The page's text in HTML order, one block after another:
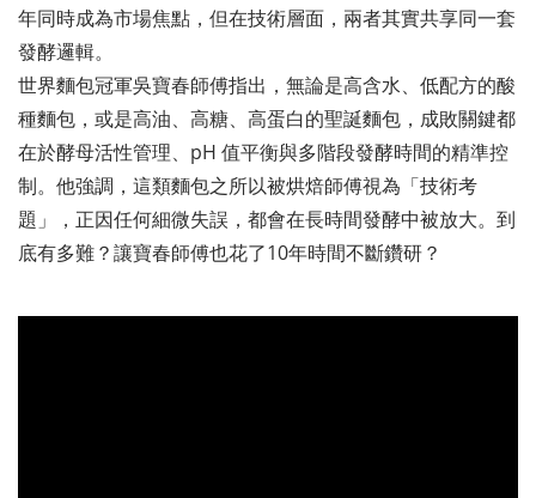
年同時成為市場焦點，但在技術層面，兩者其實共享同一套
發酵邏輯。
世界麵包冠軍吳寶春師傅指出，無論是高含水、低配方的酸
種麵包，或是高油、高糖、高蛋白的聖誕麵包，成敗關鍵都
在於酵母活性管理、pH 值平衡與多階段發酵時間的精準控
制。他強調，這類麵包之所以被烘焙師傅視為「技術考
題」，正因任何細微失誤，都會在長時間發酵中被放大。到
底有多難？讓寶春師傅也花了10年時間不斷鑽研？